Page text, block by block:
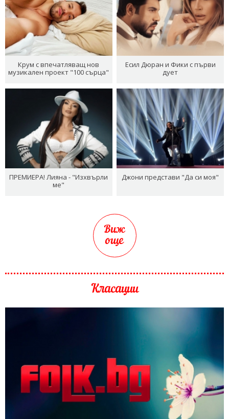
Крум с впечатляващ нов
музикален проект "100 сърца"
Есил Дюран и Фики с първи
дует
ПРЕМИЕРА! Лияна - "Изхвърли
ме"
Джони представи "Да си моя"
Виж
още
Класации